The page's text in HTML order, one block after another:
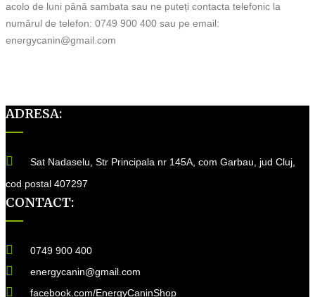
acolo de luni până sambata sau ne puteți contacta telefonic la
numărul de telefon: 0749 900 400 sau pe email:
energycanin@gmail.com
ADRESA:
Sat Nadaselu, Str Principala nr 145A, com Garbau, jud Cluj,
cod postal 407297
CONTACT:
0749 900 400
energycanin@gmail.com
facebook.com/EnergyCaninShop